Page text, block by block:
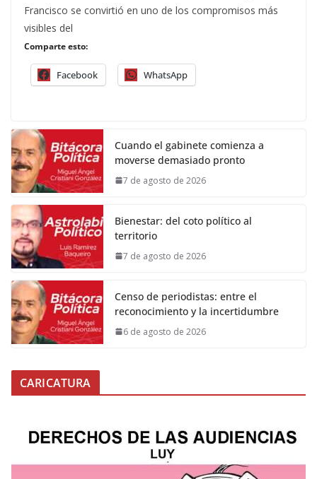
Francisco se convirtió en uno de los compromisos más
visibles del
Comparte esto:
Facebook WhatsApp
Cuando el gabinete comienza a
moverse demasiado pronto
7 de agosto de 2026
Bienestar: del coto político al
territorio
7 de agosto de 2026
Censo de periodistas: entre el
reconocimiento y la incertidumbre
6 de agosto de 2026
CARICATURA